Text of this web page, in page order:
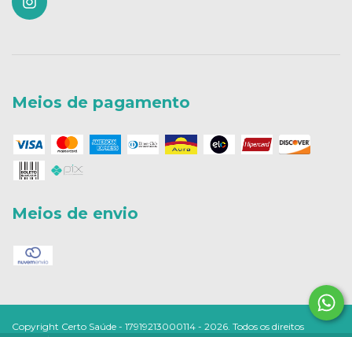
Meios de pagamento
Meios de envio
Copyright Certo Saúde - 17919213000114 - 2026. Todos os direitos